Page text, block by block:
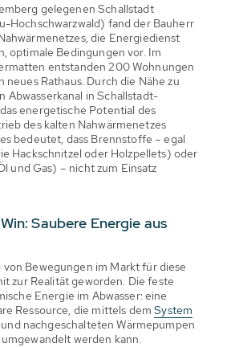
gelegenen Schallstadt
Hochschwarzwald) fand der Bauherr
die Energiedienst
optimale Bedingungen vor. Im
entstanden 200 Wohnungen
neues Rathaus. Durch die Nähe zu
Abwasserkanal in Schallstadt-
energetische Potential des
des kalten Nahwärmenetzes
bedeutet, dass Brennstoffe – egal
Hackschnitzel oder Holzpellets) oder
und Gas) – nicht zum Einsatz
Saubere Energie aus
Bewegungen im Markt für diese
zur Realität geworden. Die feste
Energie im Abwasser: eine
Ressource, die mittels demSystem
und nachgeschalteten Wärmepumpen
werden kann.